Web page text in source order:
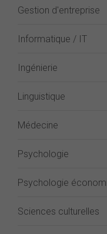
Gestion d'entreprise
Informatique / IT
Ingénierie
Linguistique
Médecine
Psychologie
Psychologie
Sciences culturelles